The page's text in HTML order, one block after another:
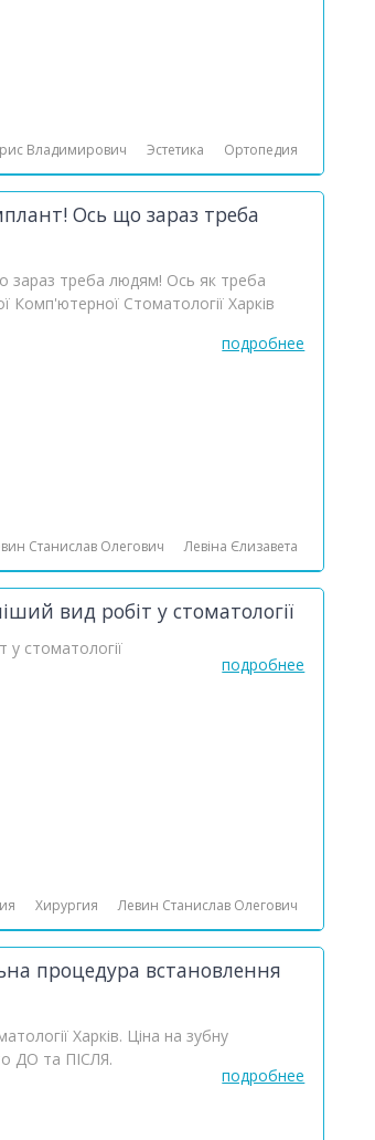
Владимирович Эстетика Ортопедия
Ось що зараз треба
зараз треба людям! Ось як треба
Комп'ютерної Стоматології Харків
подробнее
Станислав Олегович Левіна Єлизавета
вид робіт у стоматології
у стоматології
подробнее
Хирургия Левин Станислав Олегович
процедура встановлення
Харків. Ціна на зубну
ДО та ПІСЛЯ.
подробнее